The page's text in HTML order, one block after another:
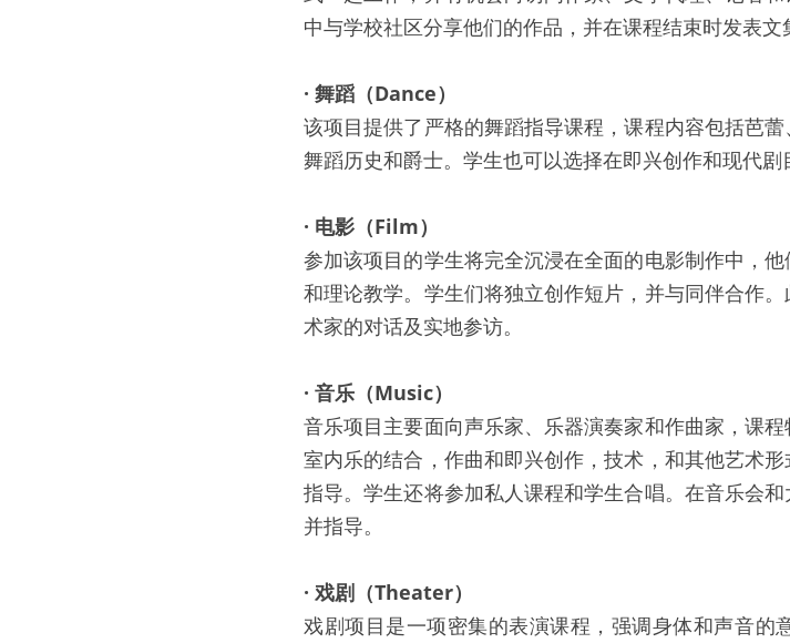
中与学校社区分享他们的作品，并在课程结束时发表文
· 舞蹈（Dance）
该项目提供了严格的舞蹈指导课程，课程内容包括芭
舞蹈历史和爵士。学生也可以选择在即兴创作和现代剧
· 电影（Film）
参加该项目的学生将完全沉浸在全面的电影制作中，
和理论教学。学生们将独立创作短片，并与同伴合作
术家的对话及实地参访。
· 音乐（Music）
音乐项目主要面向声乐家、乐器演奏家和作曲家，课
室内乐的结合，作曲和即兴创作，技术，和其他艺术
指导。学生还将参加私人课程和学生合唱。在音乐会
并指导。
· 戏剧（Theater）
戏剧项目是一项密集的表演课程，强调身体和声音的